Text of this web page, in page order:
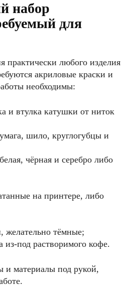
набор
для
практически любого изделия
акриловые краски и
необходимы:
и втулка катушки от ниток
шило, круглогубцы и
чёрная и серебро либо
на принтере, либо
желательно тёмные;
из-под растворимого кофе.
и материалы под рукой,